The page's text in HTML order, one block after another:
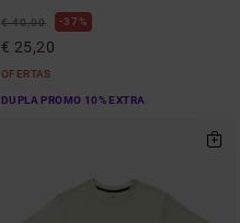
€ 40,00 37%
€ 25,20
OFERTAS
DUPLA PROMO 10% EXTRA